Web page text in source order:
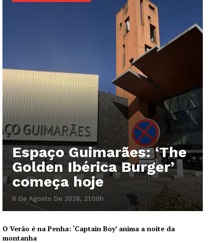
Espaço Guimarães: ‘The
Golden Ibérica Burger’
começa hoje
6 De Agosto De 2026, 21:00h
O Verão é na Penha: ‘Captain Boy’ anima a noite da
montanha